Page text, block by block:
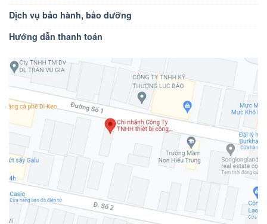
Dịch vụ bảo hành, bảo dưỡng
Hướng dẫn thanh toán